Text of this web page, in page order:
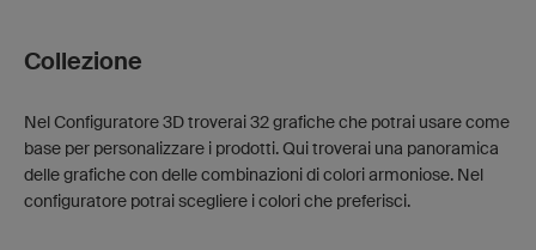
Collezione
Nel Configuratore 3D troverai 32 grafiche che potrai usare come
base per personalizzare i prodotti. Qui troverai una panoramica
delle grafiche con delle combinazioni di colori armoniose. Nel
configuratore potrai scegliere i colori che preferisci.